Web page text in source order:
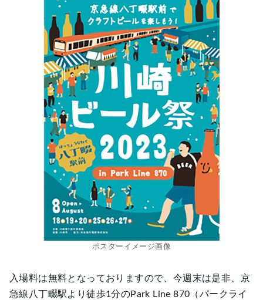
ポスターイメージ画像
入場料は無料となっておりますので、今週末は是非、京
急線八丁畷駅より徒歩1分のPark Line 870（パークライ